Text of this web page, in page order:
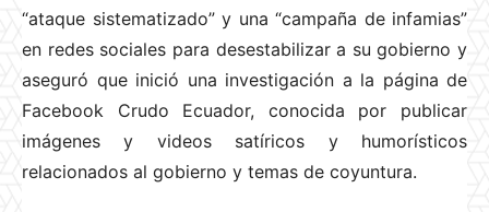
“ataque sistematizado” y una “campaña de infamias”
en redes sociales para desestabilizar a su gobierno y
aseguró que inició una investigación a la página de
Facebook Crudo Ecuador, conocida por publicar
imágenes y videos satíricos y humorísticos
relacionados al gobierno y temas de coyuntura.